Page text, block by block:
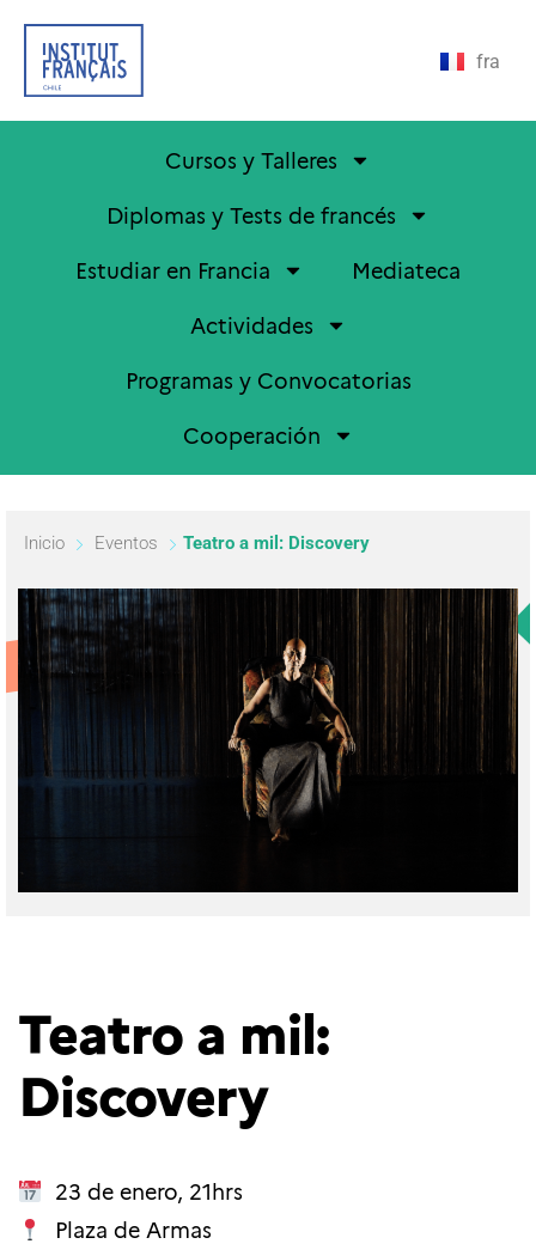
fra
Cursos y Talleres
Diplomas y Tests de francés
Estudiar en Francia
Mediateca
Actividades
Programas y Convocatorias
Cooperación
Inicio Eventos Teatro a mil: Discovery
Teatro a mil:
Discovery
23 de enero, 21hrs
Plaza de Armas